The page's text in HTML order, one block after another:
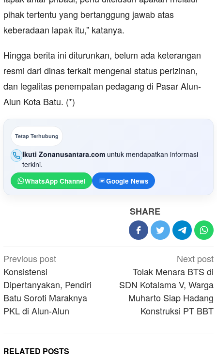
pihak tertentu yang bertanggung jawab atas
keberadaan lapak itu,” katanya.
Hingga berita ini diturunkan, belum ada keterangan
resmi dari dinas terkait mengenai status perizinan,
dan legalitas penempatan pedagang di Pasar Alun-
Alun Kota Batu. (*)
Tetap Terhubung
Ikuti Zonanusantara.com untuk mendapatkan informasi
terkini.
WhatsApp Channel Google News
SHARE
Post
navigation
Previous post
Konsistensi
Dipertanyakan, Pendiri
Batu Soroti Maraknya
PKL di Alun-Alun
Next post
Tolak Menara BTS di
SDN Kotalama V, Warga
Muharto Siap Hadang
Konstruksi PT BBT
RELATED POSTS